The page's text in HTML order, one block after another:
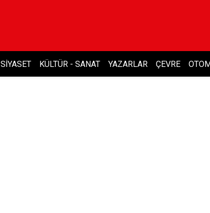
SIYASET KÜLTÜR - SANAT YAZARLAR ÇEVRE